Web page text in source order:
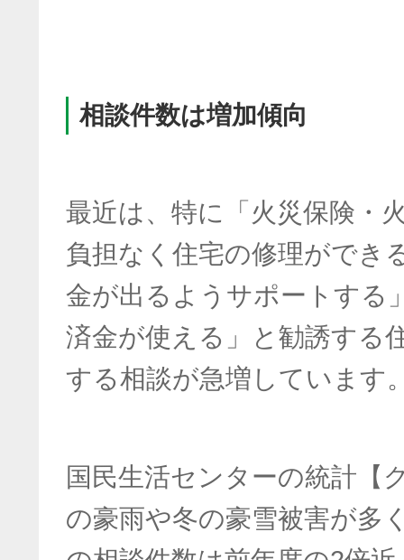
相談件数は増加傾向
最近は、特に「火災保険・
負担なく住宅の修理ができ
金が出るようサポートする
済金が使える」と勧誘する
する相談が急増しています
国民生活センターの統計【
の豪雨や冬の豪雪被害が多